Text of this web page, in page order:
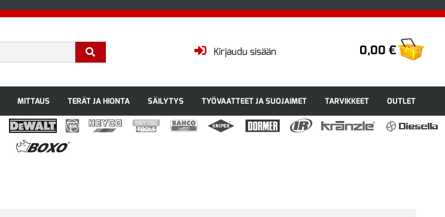
0,00 €
Kirjaudu sisään
MITTAUS TERÄT JA HIONTA SÄILYTYS TYÖVAATTEET JA SUOJAIMET TARVIKKEET OUTLET